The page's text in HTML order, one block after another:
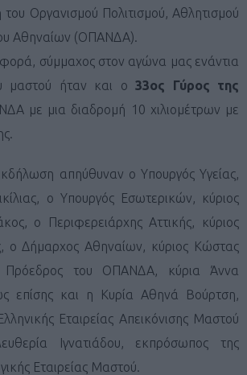
Οργανισμού Πολιτισμού, Αθλητισμού
Αθηναίων (ΟΠΑΝΔΑ).
σύμμαχος στον αγώνα μας ενάντια
μαστού ήταν και ο33ος Γύρος της
με μια διαδρομή 10 χιλιομέτρων με
απηύθυναν ο Υπουργός Υγείας,
ο Υπουργός Εσωτερικών, κύριος
ο Περιφερειάρχης Αττικής, κύριος
ο Δήμαρχος Αθηναίων, κύριος Κώστας
Πρόεδρος του ΟΠΑΝΔΑ, κύρια Άννα
επίσης και η Κυρία Αθηνά Βούρτση,
Εταιρείας Απεικόνισης Μαστού
Ιγνατιάδου, εκπρόσωπος της
Εταιρείας Μαστού.